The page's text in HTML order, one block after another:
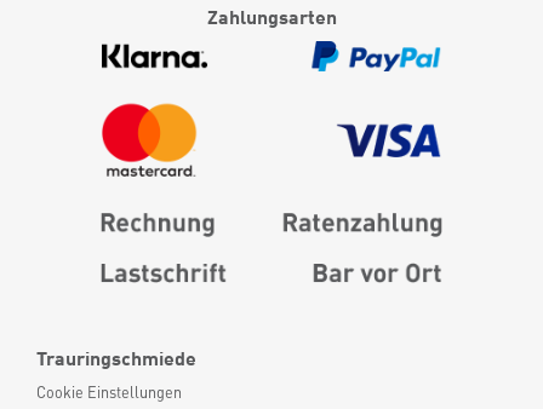
Trauringschmiede
Cookie Einstellungen
Zahlungsarten